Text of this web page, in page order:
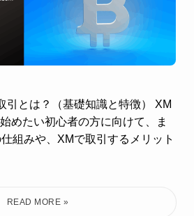
引とは？（基礎知識と特徴） XM
めたい初心者の方に向けて、ま
組みや、XMで取引するメリット